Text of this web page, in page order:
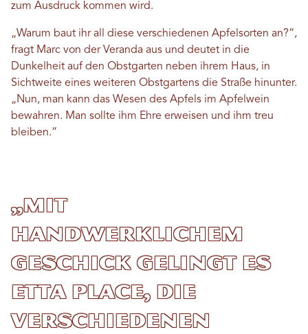
zum Ausdruck kommen wird.
„Warum baut ihr all diese verschiedenen Apfelsorten an?“,
fragt Marc von der Veranda aus und deutet in die
Dunkelheit auf den Obstgarten neben ihrem Haus, in
Sichtweite eines weiteren Obstgartens die Straße hinunter.
„Nun, man kann das Wesen des Apfels im Apfelwein
bewahren. Man sollte ihm Ehre erweisen und ihm treu
bleiben.“
„Mit
handwerklichem
Geschick gelingt es
Etta Place, die
verschiedenen